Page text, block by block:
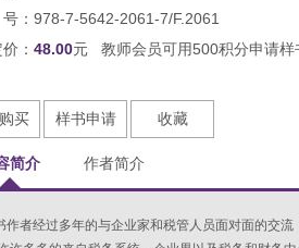
978-7-5642-2061-7/F.2061
： 48.00元 教师会员可用500积分申请样
买 样书申请 收藏
简介 作者简介
者经过多年的与企业家和税管人员面对面的交流